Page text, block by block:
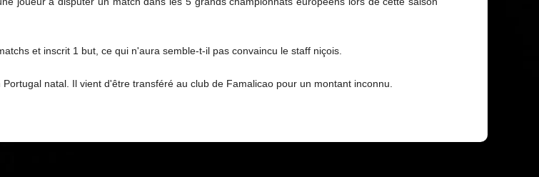
et inscrit 1 but, ce qui n'aura semble-t-il pas convaincu le staff niçois.
natal. Il vient d'être transféré au club de Famalicao pour un montant inconnu.